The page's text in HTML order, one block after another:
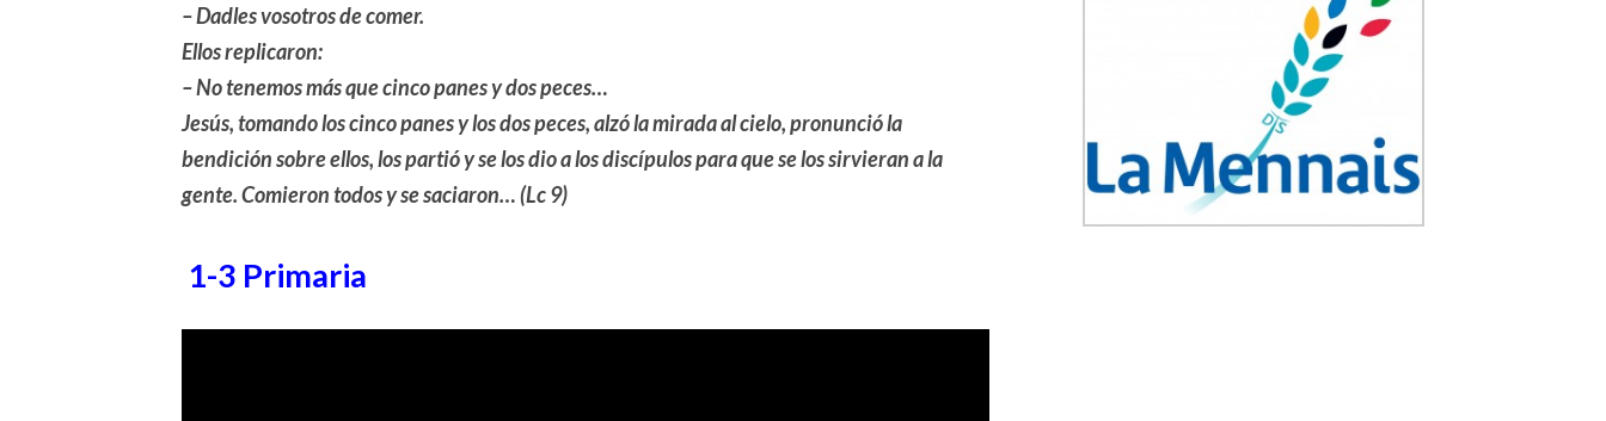
– Dadles vosotros de comer.
Ellos replicaron:
– No tenemos más que cinco panes y dos peces…
Jesús, tomando los cinco panes y los dos peces, alzó la mirada al cielo, pronunció la
bendición sobre ellos, los partió y se los dio a los discípulos para que se los sirvieran a la
gente. Comieron todos y se saciaron… (Lc 9)
1-3 Primaria